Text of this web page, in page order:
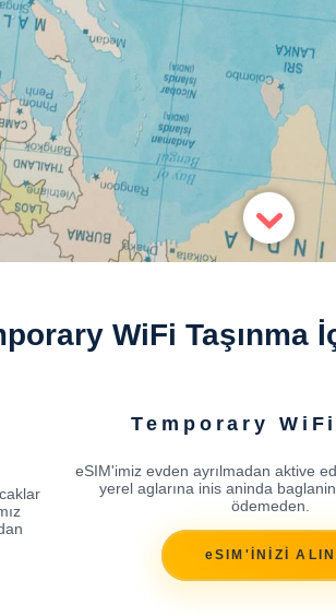
WiFi Taşınma
Temporary
eSIM'imiz evden ayrılmadan aktive
yerel aglarına inis aninda
ödemeden.
eSIM'İNİZİ ALIN